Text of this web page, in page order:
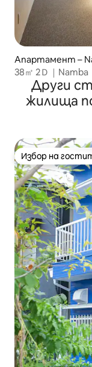
Апартамент –
38㎡ 2Ｄ｜
Kuromon KIX USJ
Други
жилища
Избор на
Избор на